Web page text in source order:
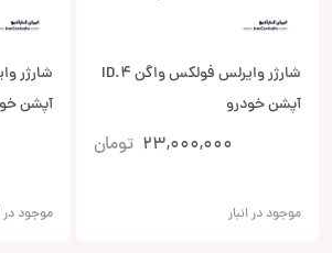
شارژر وایرلس فولکس واگن ID.4
آپشن خودرو
23,000,000 تومان
موجود در انبار
شارژر
آپشن
موجود در